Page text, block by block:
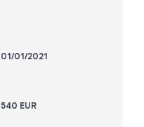
01/01/2021
540 EUR